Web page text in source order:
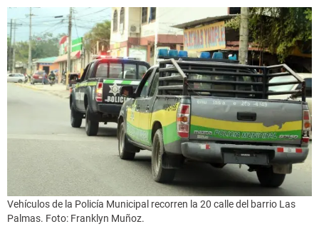
Vehículos de la Policía Municipal recorren la 20 calle del barrio Las
Palmas. Foto: Franklyn Muñoz.